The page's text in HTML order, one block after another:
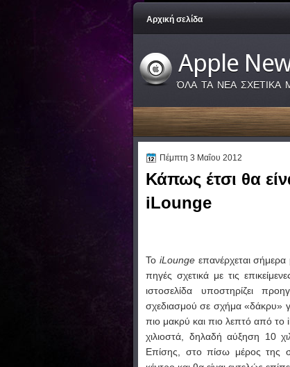
Αρχική σελίδα
Apple
ΌΛΑ ΤΑ ΝΕΑ ΣΧΕΤΙΚΑ
Πέμπτη 3 Μαΐου 2012
Κάπως έτσι θα
iLounge
Το iLoungeεπανέρχεται σήμερα
πηγές σχετικά με τις
ιστοσελίδα υποστηρίζει
σχεδιασμού σε σχήμα «δάκρυ»
πιο μακρύ και πιο λεπτό από το
χιλιοστά, δηλαδή αύξηση 10
Επίσης, στο πίσω μέρος της